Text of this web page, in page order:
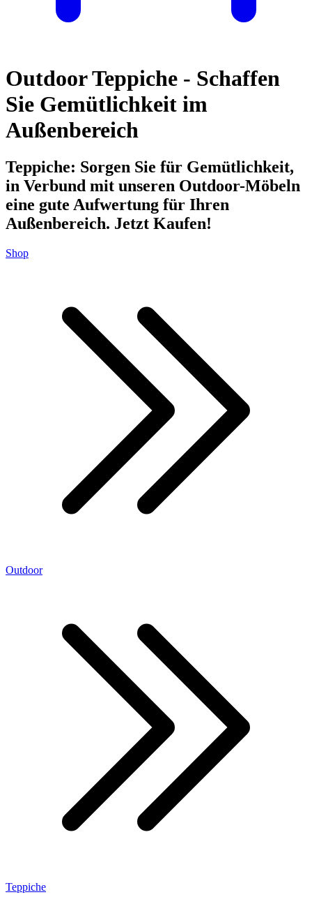
Outdoor Teppiche - Schaffen
Sie Gemütlichkeit im
Außenbereich
Teppiche: Sorgen Sie für Gemütlichkeit,
in Verbund mit unseren Outdoor-Möbeln
eine gute Aufwertung für Ihren
Außenbereich. Jetzt Kaufen!
Shop
Outdoor
Teppiche